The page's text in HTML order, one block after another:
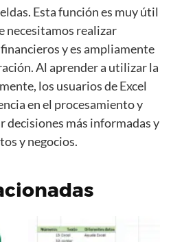
Esta función es muy útil
necesitamos realizar
y es ampliamente
Al aprender a utilizar la
los usuarios de Excel
en el procesamiento y
decisiones más informadas y
y negocios.